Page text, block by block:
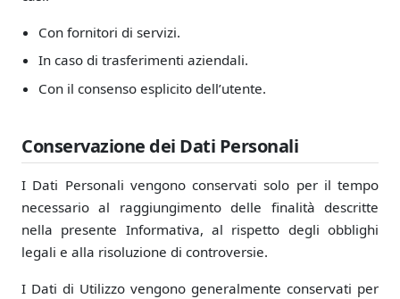
Con fornitori di servizi.
In caso di trasferimenti aziendali.
Con il consenso esplicito dell’utente.
Conservazione dei Dati Personali
I Dati Personali vengono conservati solo per il tempo
necessario al raggiungimento delle finalità descritte
nella presente Informativa, al rispetto degli obblighi
legali e alla risoluzione di controversie.
I Dati di Utilizzo vengono generalmente conservati per